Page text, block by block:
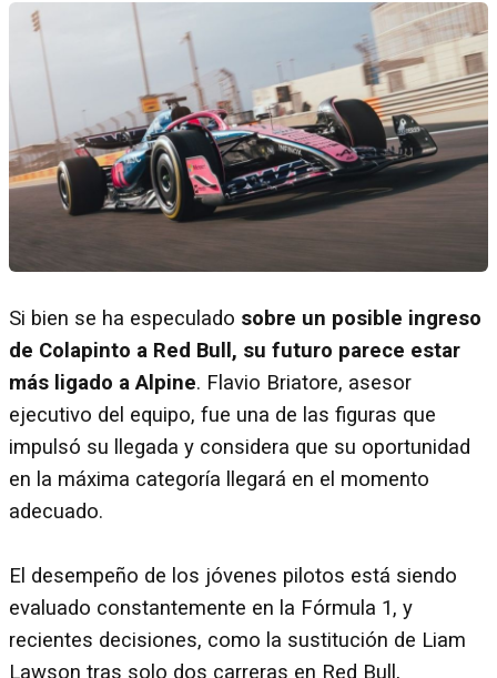
Si bien se ha especulado sobre un posible ingreso
de Colapinto a Red Bull, su futuro parece estar
más ligado a Alpine. Flavio Briatore, asesor
ejecutivo del equipo, fue una de las figuras que
impulsó su llegada y considera que su oportunidad
en la máxima categoría llegará en el momento
adecuado.
El desempeño de los jóvenes pilotos está siendo
evaluado constantemente en la Fórmula 1, y
recientes decisiones, como la sustitución de Liam
Lawson tras solo dos carreras en Red Bull,